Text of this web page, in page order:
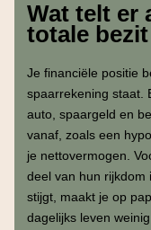
Wat telt er
totale bezit
Je financiële positie
spaarrekening staat.
auto, spaargeld en
vanaf, zoals een
je nettovermogen.
deel van hun rijkdom
stijgt, maakt je op
dagelijks leven